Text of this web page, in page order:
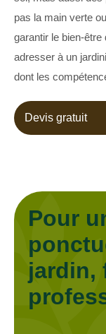
pas la main verte
garantir le bien-
adresser à un
dont les
Devis gratuit
Pour
jardin,